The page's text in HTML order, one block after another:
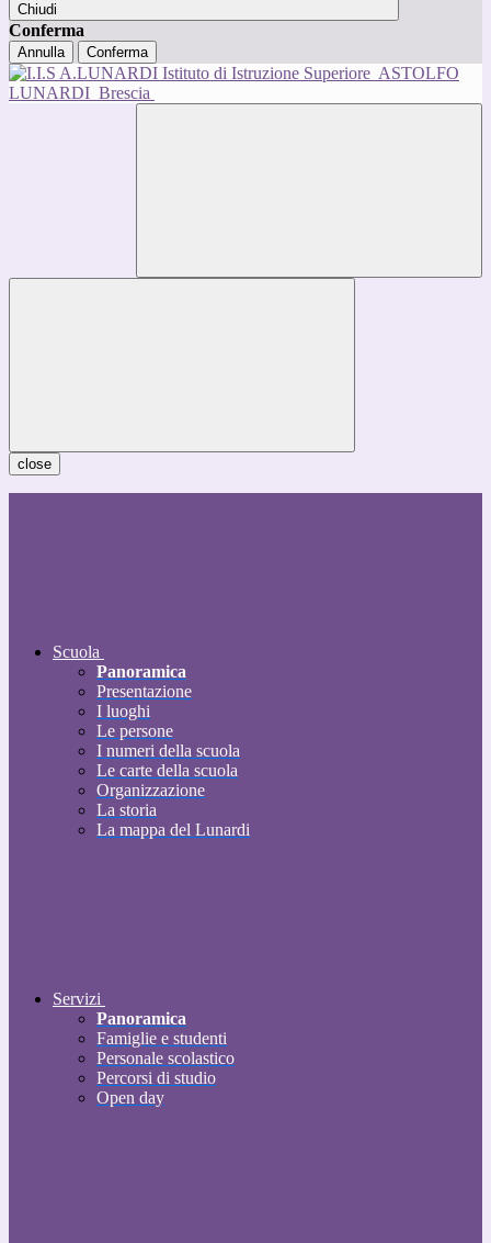
Chiudi
Conferma
Annulla Conferma
Istituto di Istruzione Superiore ASTOLFO
LUNARDI Brescia
close
Scuola
Panoramica
Presentazione
I luoghi
Le persone
I numeri della scuola
Le carte della scuola
Organizzazione
La storia
La mappa del Lunardi
Servizi
Panoramica
Famiglie e studenti
Personale scolastico
Percorsi di studio
Open day